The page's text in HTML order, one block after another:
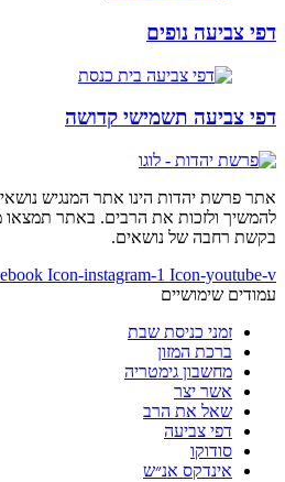
דפי צביעה נופים
דפי צביעה תשמישי קדושה
אתר פרשת יהדות הינו אתר המנגיש
להמשיך ולזכות את הרבים. באתר תמצאו
בקשת רחבה של נושאים.
Icon-instagram-1 Icon-youtube-v
עמודים שימושיים
זמני כניסת שבת
ברכת המזון
מחשבון גימטריה
אשר יצר
שאל את הרב
דפי צביעה
סודוקו
אינדקס אנ״ש